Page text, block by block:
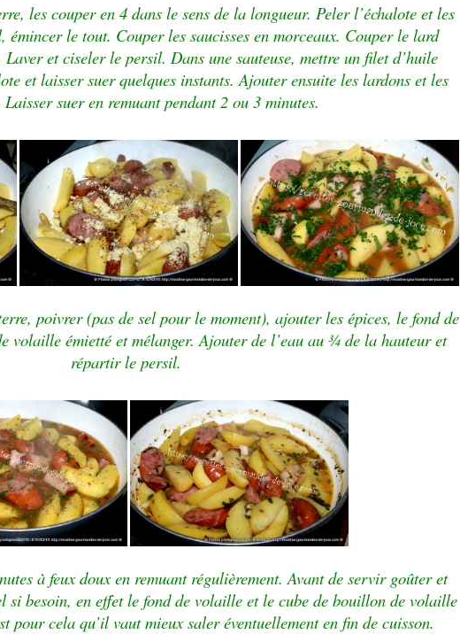
les couper en 4 dans le sens de la longueur. Peler l’échalote et les
émincer le tout. Couper les saucisses en morceaux. Couper le lard
et ciseler le persil. Dans une sauteuse, mettre un filet d’huile
et laisser suer quelques instants. Ajouter ensuite les lardons et les
Laisser suer en remuant pendant 2 ou 3 minutes.
poivrer (pas de sel pour le moment), ajouter les épices, le fond de
volaille émietté et mélanger. Ajouter de l’eau au ¾ de la hauteur et
répartir le persil.
à feux doux en remuant régulièrement. Avant de servir goûter et
si besoin, en effet le fond de volaille et le cube de bouillon de volaille
pour cela qu’il vaut mieux saler éventuellement en fin de cuisson.